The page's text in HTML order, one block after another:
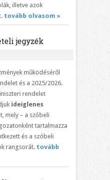
illetve azok
tovább olvasom »
jegyzék
működéséről
és a 2025/2026.
rendelet
ideiglenes
mely – a szóbeli
tartalmazza
és a szóbeli
rangsorát. tovább